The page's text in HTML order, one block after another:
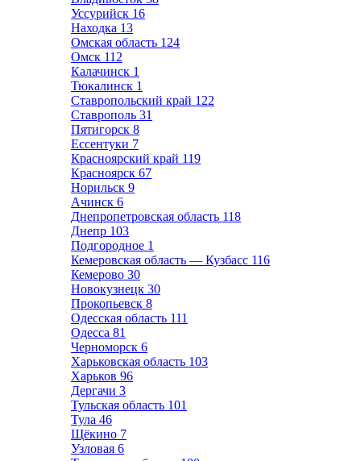
Уссурийск 16
Находка 13
Омская область 124
Омск 112
Калачинск 1
Тюкалинск 1
Ставропольский край 122
Ставрополь 31
Пятигорск 8
Ессентуки 7
Красноярский край 119
Красноярск 67
Норильск 9
Ачинск 6
Днепропетровская область 118
Днепр 103
Подгородное 1
Кемеровская область — Кузбасс 116
Кемерово 30
Новокузнецк 30
Прокопьевск 8
Одесская область 111
Одесса 81
Черноморск 6
Харьковская область 103
Харьков 96
Дергачи 3
Тульская область 101
Тула 46
Щёкино 7
Узловая 6